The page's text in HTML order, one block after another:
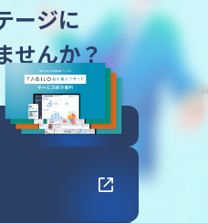
ージに
せんか？